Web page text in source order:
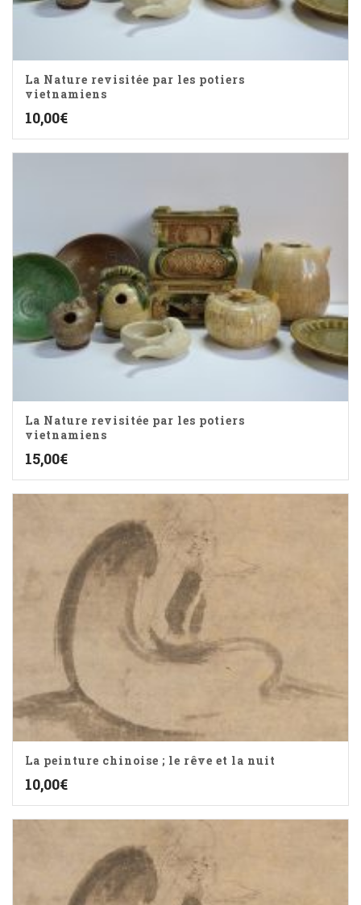
La Nature revisitée par les potiers
vietnamiens
10,00€
La Nature revisitée par les potiers
vietnamiens
15,00€
La peinture chinoise ; le rêve et la nuit
10,00€